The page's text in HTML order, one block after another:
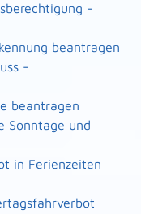
-
beantragen
-
beantragen
Sonntage und
in Ferienzeiten